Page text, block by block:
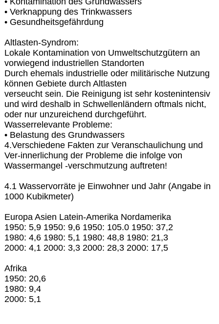
• Verknappung des Trinkwassers
• Gesundheitsgefährdung
Altlasten-Syndrom:
Lokale Kontamination von Umweltschutzgütern an
vorwiegend industriellen Standorten
Durch ehemals industrielle oder militärische Nutzung
können Gebiete durch Altlasten
verseucht sein. Die Reinigung ist sehr kostenintensiv
und wird deshalb in Schwellenländern oftmals nicht,
oder nur unzureichend durchgeführt.
Wasserrelevante Probleme:
• Belastung des Grundwassers
4.Verschiedene Fakten zur Veranschaulichung und
Ver-innerlichung der Probleme die infolge von
Wassermangel -verschmutzung auftreten!
4.1 Wasservorräte je Einwohner und Jahr (Angabe in
1000 Kubikmeter)
Europa Asien Latein-Amerika Nordamerika
1950: 5,9 1950: 9,6 1950: 105.0 1950: 37,2
1980: 4,6 1980: 5,1 1980: 48,8 1980: 21,3
2000: 4,1 2000: 3,3 2000: 28,3 2000: 17,5
Afrika
1950: 20,6
1980: 9,4
2000: 5,1